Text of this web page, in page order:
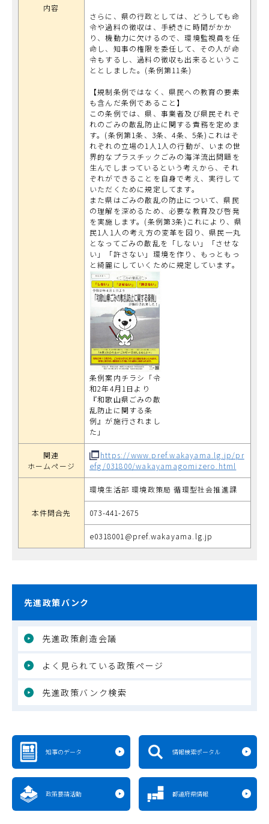
内容
さらに、県の行政としては、どうしても命
令や過料の徴収は、手続きに時間がかか
り、機動力に欠けるので、環境監視員を任
命し、知事の権限を委任して、その人が命
令もするし、過料の徴収も出来るというこ
ととしました。(条例第11条)
【規制条例ではなく、県民への教育の要素
も含んだ条例であること】
この条例では、県、事業者及び県民それぞ
れのごみの散乱防止に関する責務を定めま
す。(条例第1条、3条、4条、5条)これはそ
れぞれの立場の1人1人の行動が、いまの世
界的なプラスチックごみの海洋流出問題を
生んでしまっているという考えから、それ
ぞれができることを自身で考え、実行して
いただくために規定してます。
また県はごみの散乱の防止について、県民
の理解を深めるため、必要な教育及び啓発
を実施します。(条例第3条)これにより、県
民1人1人の考え方の変革を図り、県民一丸
となってごみの散乱を「しない」「させな
い」「許さない」環境を作り、もっともっ
と綺麗にしていくために規定しています。
条例案内チラシ「令
和2年4月1日より
『和歌山県ごみの散
乱防止に関する条
例』が施行されまし
た」
関連
ホームページ
https://www.pref.wakayama.lg.jp/pr
efg/031800/wakayamagomizero.html
本件問合先
環境生活部 環境政策局 循環型社会推進課
073-441-2675
e0318001@pref.wakayama.lg.jp
先進政策バンク
先進政策創造会議
よく見られている政策ページ
先進政策バンク検索
知事のデータ 情報検索ポータル
政策要請活動 都道府県情報